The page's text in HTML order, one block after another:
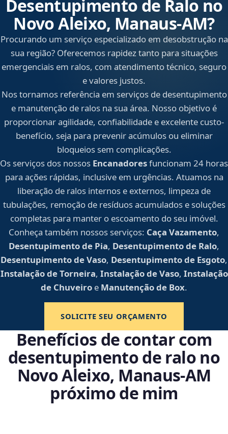
Desentupimento de Ralo no
Novo Aleixo, Manaus‑AM?
Procurando um serviço especializado em desobstrução na
sua região? Oferecemos rapidez tanto para situações
emergenciais em ralos, com atendimento técnico, seguro
e valores justos.
Nos tornamos referência em serviços de desentupimento
e manutenção de ralos na sua área. Nosso objetivo é
proporcionar agilidade, confiabilidade e excelente custo-
benefício, seja para prevenir acúmulos ou eliminar
bloqueios sem complicações.
Os serviços dos nossos Encanadoresfuncionam 24 horas
para ações rápidas, inclusive em urgências. Atuamos na
liberação de ralos internos e externos, limpeza de
tubulações, remoção de resíduos acumulados e soluções
completas para manter o escoamento do seu imóvel.
Conheça também nossos serviços: Caça Vazamento,
Desentupimento de Pia, Desentupimento de Ralo,
Desentupimento de Vaso, Desentupimento de Esgoto,
Instalação de Torneira, Instalação de Vaso, Instalação
de Chuveiro e Manutenção de Box.
SOLICITE SEU ORÇAMENTO
Benefícios de contar com
desentupimento de ralo no
Novo Aleixo, Manaus‑AM
próximo de mim